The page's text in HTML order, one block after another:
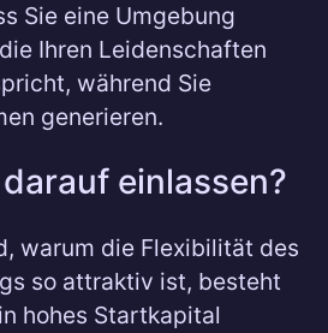
Sie eine Umgebung
Ihren Leidenschaften
während Sie
generieren.
einlassen?
warum die Flexibilität des
so attraktiv ist, besteht
hohes Startkapital